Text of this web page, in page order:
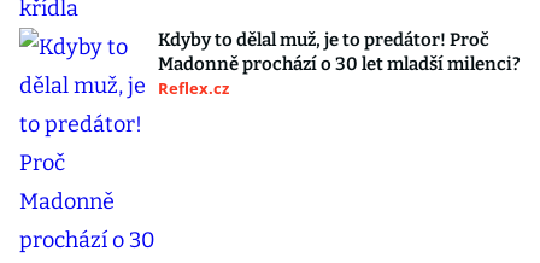
Kdyby to dělal muž, je to predátor! Proč
Madonně prochází o 30 let mladší milenci?
Reflex.cz